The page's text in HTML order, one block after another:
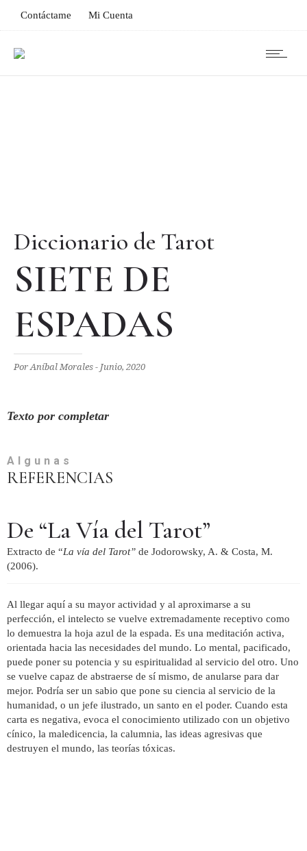
Contáctame Mi Cuenta
Diccionario de Tarot
SIETE DE
ESPADAS
Por Aníbal Morales - Junio, 2020
Texto por completar
Algunas
REFERENCIAS
De “La Vía del Tarot”
Extracto de “La vía del Tarot” de Jodorowsky, A. & Costa, M.
(2006).
Al llegar aquí a su mayor actividad y al aproximarse a su
perfección, el intelecto se vuelve extremadamente receptivo como
lo demuestra la hoja azul de la espada. Es una meditación activa,
orientada hacia las necesidades del mundo. Lo mental, pacificado,
puede poner su potencia y su espiritualidad al servicio del otro. Uno
se vuelve capaz de abstraerse de sí mismo, de anularse para dar
mejor. Podría ser un sabio que pone su ciencia al servicio de la
humanidad, o un jefe ilustrado, un santo en el poder. Cuando esta
carta es negativa, evoca el conocimiento utilizado con un objetivo
cínico, la maledicencia, la calumnia, las ideas agresivas que
destruyen el mundo, las teorías tóxicas.